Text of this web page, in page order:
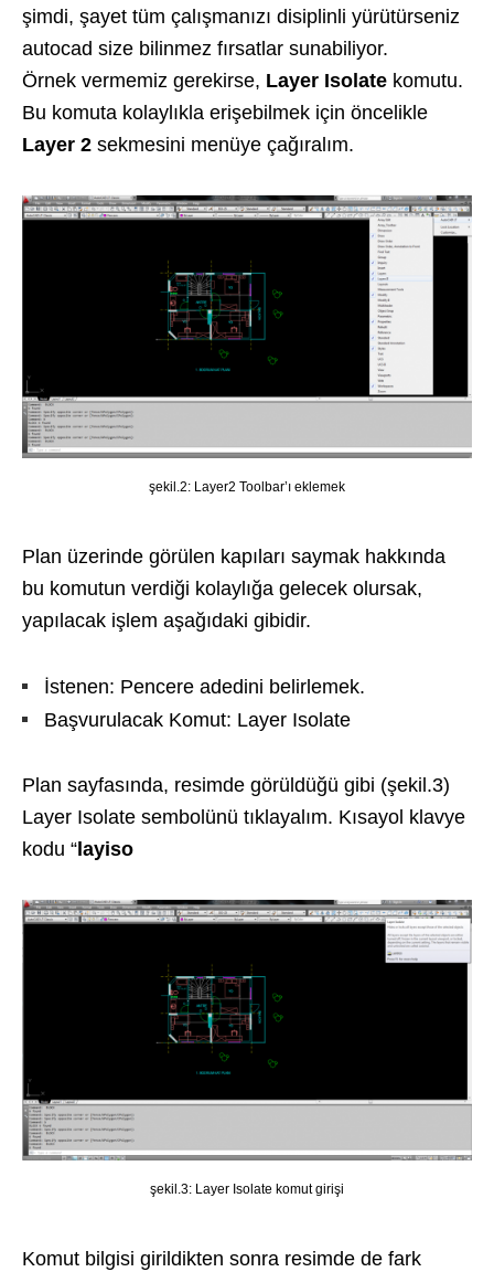
şimdi, şayet tüm çalışmanızı disiplinli yürütürseniz
autocad size bilinmez fırsatlar sunabiliyor.
Örnek vermemiz gerekirse, Layer Isolate komutu.
Bu komuta kolaylıkla erişebilmek için öncelikle
Layer 2 sekmesini menüye çağıralım.
şekil.2: Layer2 Toolbar’ı eklemek
Plan üzerinde görülen kapıları saymak hakkında
bu komutun verdiği kolaylığa gelecek olursak,
yapılacak işlem aşağıdaki gibidir.
İstenen: Pencere adedini belirlemek.
Başvurulacak Komut: Layer Isolate
Plan sayfasında, resimde görüldüğü gibi (şekil.3)
Layer Isolate sembolünü tıklayalım. Kısayol klavye
kodu “layiso
şekil.3: Layer Isolate komut girişi
Komut bilgisi girildikten sonra resimde de fark